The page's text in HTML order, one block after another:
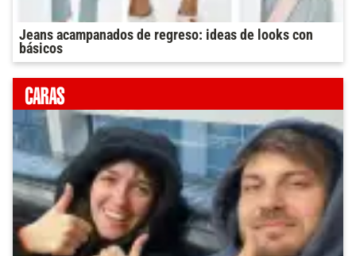
Jeans acampanados de regreso: ideas de looks con
básicos